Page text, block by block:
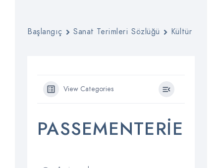
Başlangıç Sanat Terimleri Sözlüğü Kültür
View Categories
PASSEMENTERIE